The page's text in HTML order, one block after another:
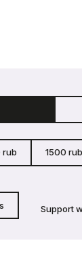
rub 1500 rub
Support